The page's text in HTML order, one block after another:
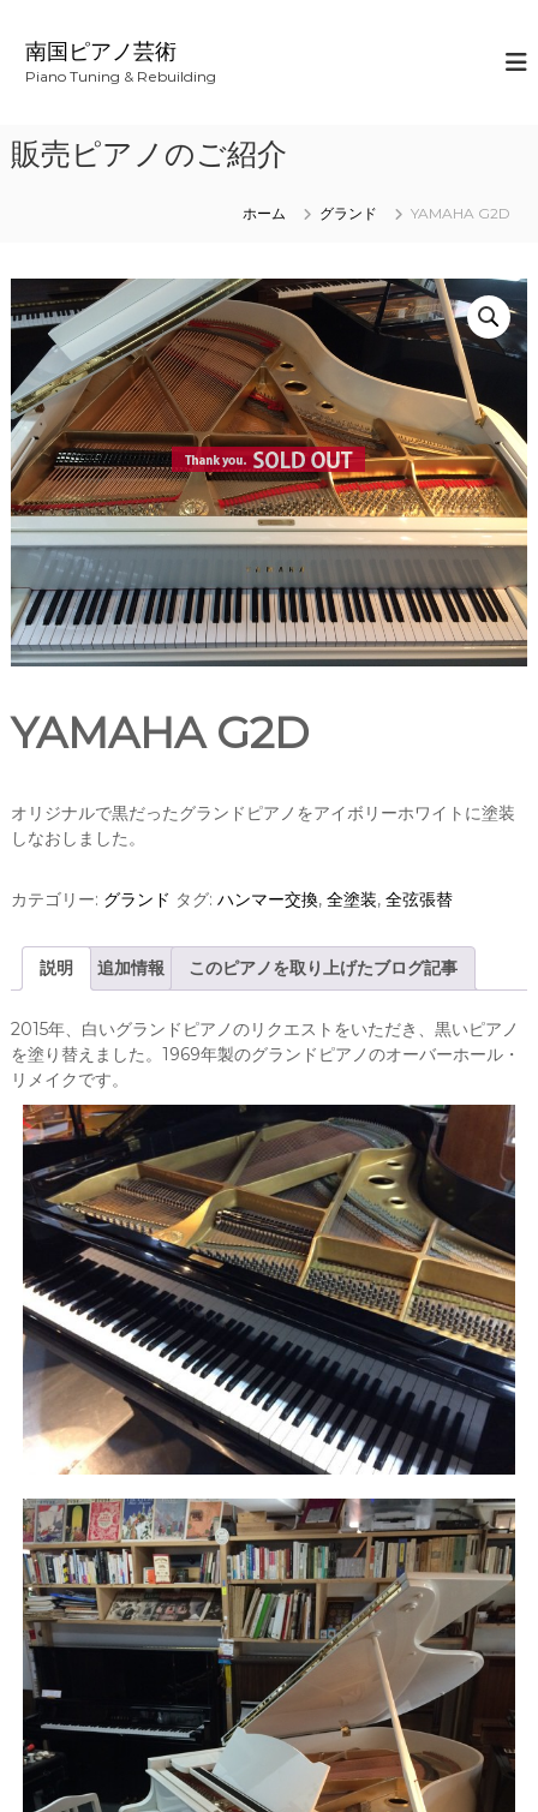
へ
ス
南国ピアノ芸術
Piano Tuning & Rebuilding
販売ピアノのご紹介
ホーム グランド YAMAHA G2D
YAMAHA G2D
オリジナルで黒だったグランドピアノをアイボリーホワイトに塗装
しなおしました。
カテゴリー: グランド タグ: ハンマー交換, 全塗装, 全弦張替
説明 追加情報 このピアノを取り上げたブログ記事
2015年、白いグランドピアノのリクエストをいただき、黒いピアノ
を塗り替えました。1969年製のグランドピアノのオーバーホール・
リメイクです。